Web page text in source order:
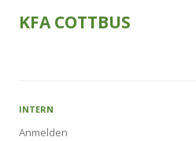
KFA COTTBUS
INTERN
Anmelden